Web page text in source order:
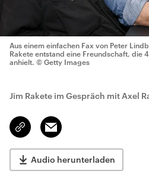
Aus einem einfachen Fax von Peter
Rakete entstand eine Freundschaft, die
anhielt. © Getty Images
Jim Rakete im Gespräch mit Axel
Link
kopieren/teilen
Email
Audio herunterladen